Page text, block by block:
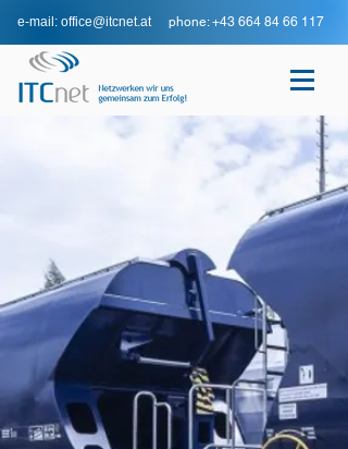
e-mail: office@itcnet.at phone: +43 664 84 66 117